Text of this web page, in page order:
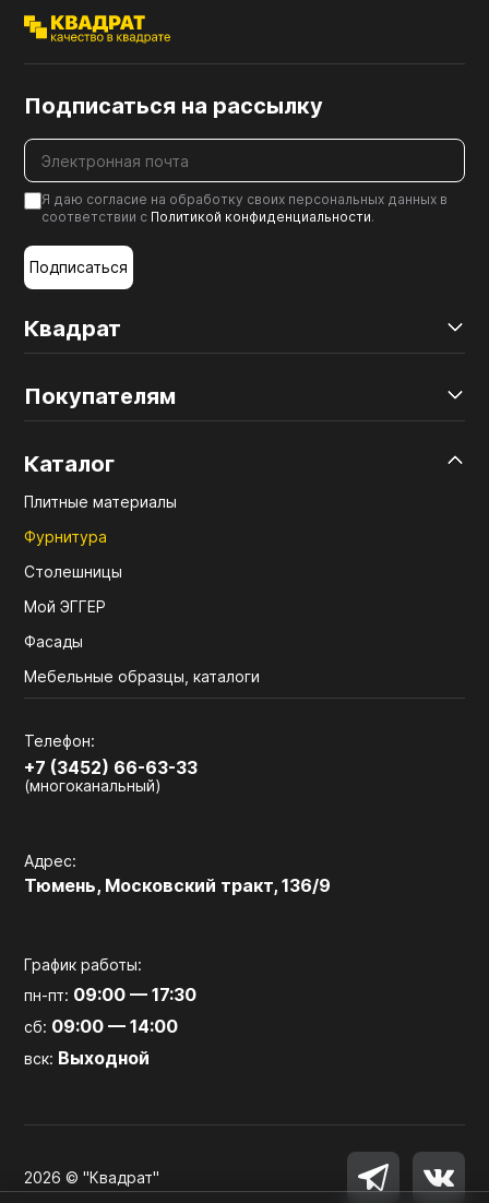
Квадрат
Покупателям
Каталог
Плитные материалы
Фурнитура
Столешницы
Мой ЭГГЕР
Фасады
Мебельные образцы, каталоги
Телефон:
+7 (3452) 66-63-33
(многоканальный)
Адрес:
Тюмень, Московский тракт, 136/9
График работы:
пн-пт: 09:00 — 17:30
сб: 09:00 — 14:00
вск: Выходной
Подписаться на рассылку
Я даю согласие на обработку своих персональных данных в
соответствии с Политикой конфиденциальности.
Подписаться
2026 © "Квадрат"